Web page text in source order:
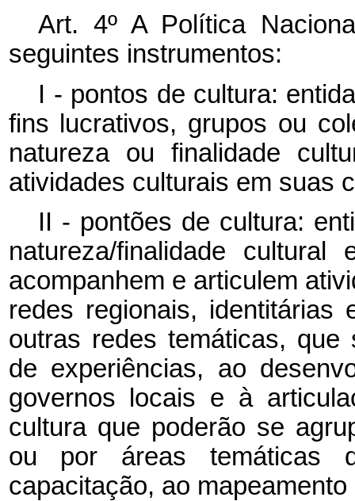
Art. 4º A Política
seguintes instrumentos:
I - pontos de cultura:
fins lucrativos, grupos ou
natureza ou finalidade
atividades culturais em suas
II - pontões de cultura:
natureza/finalidade cultural
acompanhem e articulem
redes regionais,
outras redes temáticas,
de experiências, ao
governos locais e à
cultura que poderão se
ou por áreas temáticas
capacitação, ao